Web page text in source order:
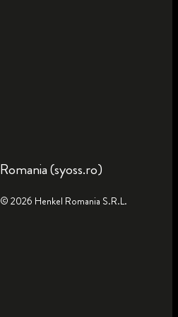
Romania (syoss.ro)
© 2026 Henkel Romania S.R.L.